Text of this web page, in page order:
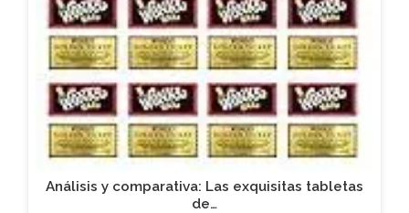
Análisis y comparativa: Las exquisitas tabletas
de…